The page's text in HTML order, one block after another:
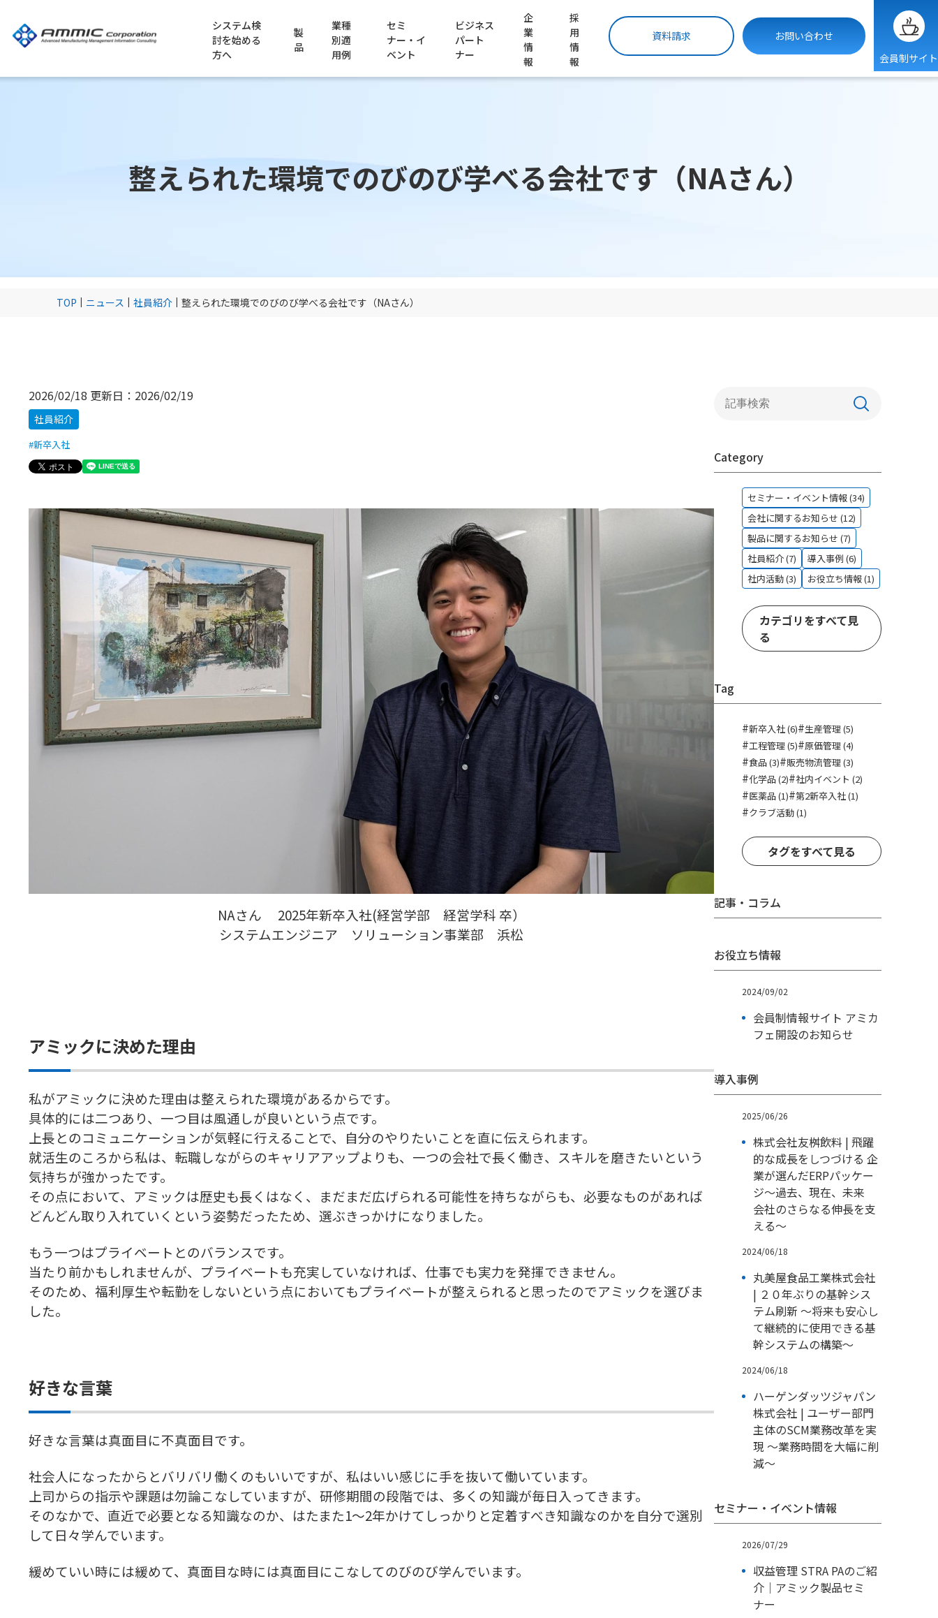
システム検
討を始める
方へ
アミックが選ばれる理由
製
品
基幹業務システム STRAMMIC
調達管理：STRA PROC
３．倉庫管理システム（WMS）
５．スケジューラ連携
６．文書管理
７．IoTソリューション連携
業種
別適
用例
セミ
ナー・イ
ベント
ビジネス
パート
ナー
企
業
情
報
創業からの歩み
採
用
情
報
会員制サイト
資料請求 お問い合わせ
整えられた環境でのびのび学べる会社です（NAさん）
TOP ニュース 社員紹介 整えられた環境でのびのび学べる会社です（NAさん）
2026/02/18 更新日： 2026/02/19
社員紹介
新卒入社
NAさん 2025年新卒入社(経営学部 経営学科 卒）
システムエンジニア ソリューション事業部 浜松
アミックに決めた理由
私がアミックに決めた理由は整えられた環境があるからです。
具体的には二つあり、一つ目は風通しが良いという点です。
上長とのコミュニケーションが気軽に行えることで、自分のやりたいことを直に伝えられます。
就活生のころから私は、転職しながらのキャリアアップよりも、一つの会社で長く働き、スキルを磨きたいという
気持ちが強かったです。
その点において、アミックは歴史も長くはなく、まだまだ広げられる可能性を持ちながらも、必要なものがあれば
どんどん取り入れていくという姿勢だったため、選ぶきっかけになりました。
もう一つはプライベートとのバランスです。
当たり前かもしれませんが、プライベートも充実していなければ、仕事でも実力を発揮できません。
そのため、福利厚生や転勤をしないという点においてもプライベートが整えられると思ったのでアミックを選びま
した。
好きな言葉
好きな言葉は真面目に不真面目です。
社会人になったからとバリバリ働くのもいいですが、私はいい感じに手を抜いて働いています。
上司からの指示や課題は勿論こなしていますが、研修期間の段階では、多くの知識が毎日入ってきます。
そのなかで、直近で必要となる知識なのか、はたまた1～2年かけてしっかりと定着すべき知識なのかを自分で選別
して日々学んでいます。
緩めていい時には緩めて、真面目な時には真面目にこなしてのびのび学んでいます。
Category
セミナー・イベント情報 (34)
会社に関するお知らせ (12)
製品に関するお知らせ (7)
社員紹介 (7)
導入事例 (6)
社内活動 (3)
お役立ち情報 (1)
カテゴリをすべて見
る
Tag
#新卒入社 (6)#生産管理 (5)
#工程管理 (5)#原価管理 (4)
#食品 (3)#販売物流管理 (3)
#化学品 (2)#社内イベント (2)
#医薬品 (1)#第2新卒入社 (1)
#クラブ活動 (1)
タグをすべて見る
記事・コラム
お役立ち情報
2024/09/02
会員制情報サイト アミカ
フェ開設のお知らせ
導入事例
2025/06/26
株式会社友桝飲料 | 飛躍
的な成長をしつづける 企
業が選んだERPパッケー
ジ～過去、現在、未来
会社のさらなる伸長を支
える～
2024/06/18
丸美屋食品工業株式会社
| ２０年ぶりの基幹シス
テム刷新 ～将来も安心し
て継続的に使用できる基
幹システムの構築～
2024/06/18
ハーゲンダッツジャパン
株式会社 | ユーザー部門
主体のSCM業務改革を実
現 ～業務時間を大幅に削
減～
セミナー・イベント情報
2026/07/29
収益管理 STRA PAのご紹
介｜アミック製品セミ
ナー